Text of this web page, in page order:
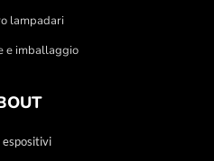
lampadari
e imballaggio
espositivi